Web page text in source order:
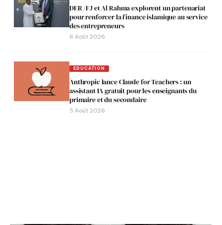
DER /FJ et Al Rahma explorent un partenariat
pour renforcer la finance islamique au service
des entrepreneurs
6 Août 2026
EDUCATION
Anthropic lance Claude for Teachers : un
assistant IA gratuit pour les enseignants du
primaire et du secondaire
5 Août 2026